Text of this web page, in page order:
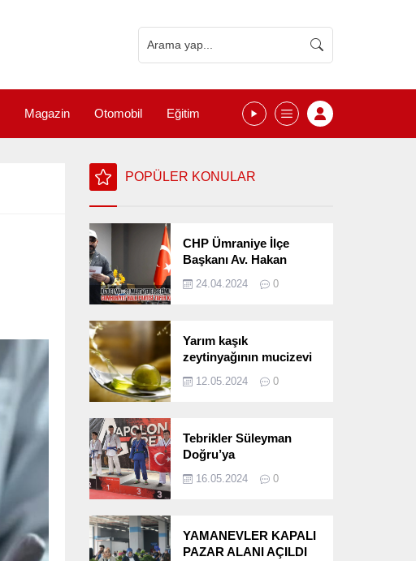
Magazin Otomobil Eğitim
POPÜLER KONULAR
CHP Ümraniye İlçe
Başkanı Av. Hakan
Seçimlerini
24.04.2024 0
Yarım kaşık
zeytinyağının mucizevi
12.05.2024 0
Tebrikler Süleyman
Doğru’ya
16.05.2024 0
YAMANEVLER KAPALI
PAZAR ALANI AÇILDI